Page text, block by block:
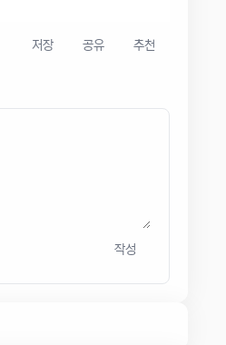
저장 공유 추천
작성